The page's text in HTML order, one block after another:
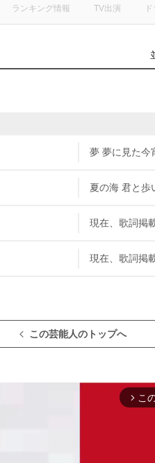
ランキング情報 TV出演
夢 夢に見た今
夏の海 君と歩
現在、歌詞掲
現在、歌詞掲
この芸能人のトップへ
arrow_forward_ios こ